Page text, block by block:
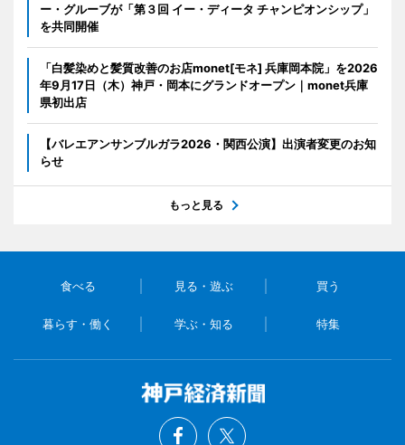
ー・グルーブが「第３回 イー・ディータ チャンピオンシップ」
を共同開催
「白髪染めと髪質改善のお店monet[モネ] 兵庫岡本院」を2026
年9月17日（木）神戸・岡本にグランドオープン｜monet兵庫
県初出店
【バレエアンサンブルガラ2026・関西公演】出演者変更のお知
らせ
もっと見る
食べる 見る・遊ぶ 買う
暮らす・働く 学ぶ・知る 特集